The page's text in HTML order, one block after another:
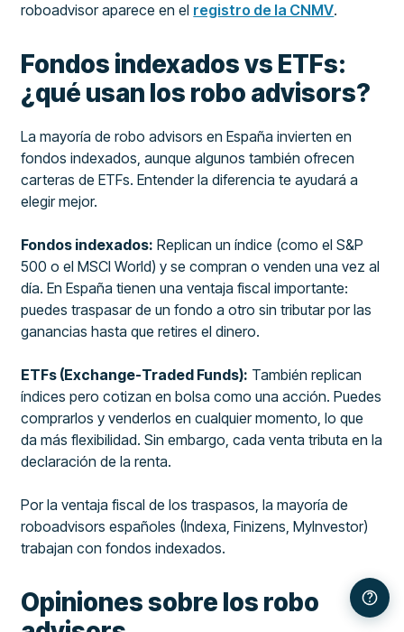
roboadvisor aparece en el registro de la CNMV.
Fondos indexados vs ETFs:
¿qué usan los robo advisors?
La mayoría de robo advisors en España invierten en
fondos indexados, aunque algunos también ofrecen
carteras de ETFs. Entender la diferencia te ayudará a
elegir mejor.
Fondos indexados: Replican un índice (como el S&P
500 o el MSCI World) y se compran o venden una vez al
día. En España tienen una ventaja fiscal importante:
puedes traspasar de un fondo a otro sin tributar por las
ganancias hasta que retires el dinero.
ETFs (Exchange-Traded Funds): También replican
índices pero cotizan en bolsa como una acción. Puedes
comprarlos y venderlos en cualquier momento, lo que
da más flexibilidad. Sin embargo, cada venta tributa en la
declaración de la renta.
Por la ventaja fiscal de los traspasos, la mayoría de
roboadvisors españoles (Indexa, Finizens, MyInvestor)
trabajan con fondos indexados.
Opiniones sobre los robo